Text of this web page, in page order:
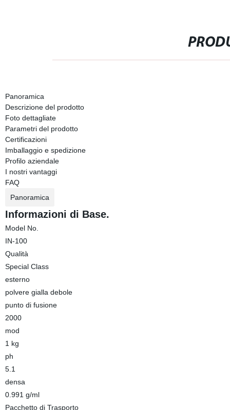
Panoramica
Descrizione del prodotto
Foto dettagliate
Parametri del prodotto
Certificazioni
Imballaggio e spedizione
Profilo aziendale
I nostri vantaggi
FAQ
Panoramica
Informazioni di Base.
Model No.
IN-100
Qualità
Special Class
esterno
polvere gialla debole
punto di fusione
2000
mod
1 kg
ph
5.1
densa
0.991 g/ml
Pacchetto di Trasporto